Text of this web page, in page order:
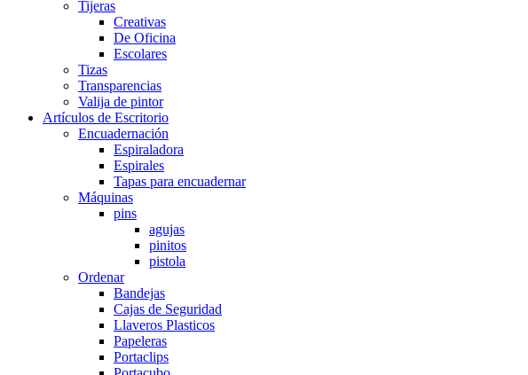
Tijeras
Creativas
De Oficina
Escolares
Tizas
Transparencias
Valija de pintor
Artículos de Escritorio
Encuadernación
Espiraladora
Espirales
Tapas para encuadernar
Máquinas
pins
agujas
pinitos
pistola
Ordenar
Bandejas
Cajas de Seguridad
Llaveros Plasticos
Papeleras
Portaclips